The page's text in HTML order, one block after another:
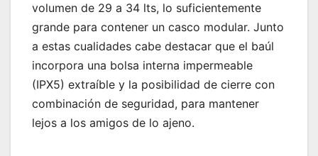
volumen de 29 a 34 lts, lo suficientemente
grande para contener un casco modular. Junto
a estas cualidades cabe destacar que el baúl
incorpora una bolsa interna impermeable
(IPX5) extraíble y la posibilidad de cierre con
combinación de seguridad, para mantener
lejos a los amigos de lo ajeno.